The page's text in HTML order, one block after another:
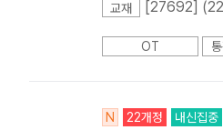
교재
OT
N 22개정 내신집중